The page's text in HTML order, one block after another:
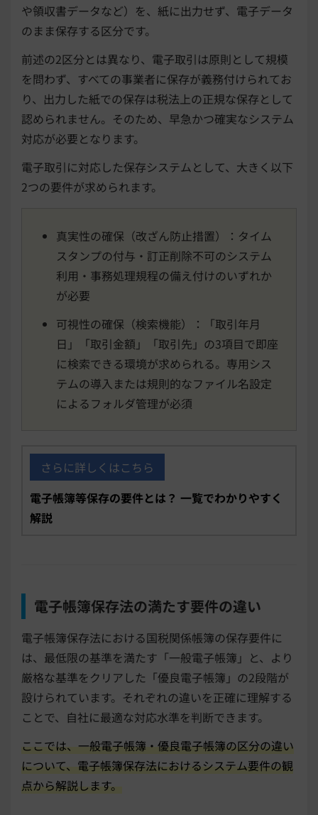
や領収書データなど）を、紙に出力せず、電子データ
のまま保存する区分です。
前述の2区分とは異なり、電子取引は原則として規模
を問わず、すべての事業者に保存が義務付けられてお
り、出力した紙での保存は税法上の正規な保存として
認められません。そのため、早急かつ確実なシステム
対応が必要となります。
電子取引に対応した保存システムとして、大きく以下
2つの要件が求められます。
真実性の確保（改ざん防止措置）：タイム
スタンプの付与・訂正削除不可のシステム
利用・事務処理規程の備え付けのいずれか
が必要
可視性の確保（検索機能）：「取引年月
日」「取引金額」「取引先」の3項目で即座
に検索できる環境が求められる。専用シス
テムの導入または規則的なファイル名設定
によるフォルダ管理が必須
さらに詳しくはこちら
電子帳簿等保存の要件とは？ 一覧でわかりやすく
解説
電子帳簿保存法の満たす要件の違い
電子帳簿保存法における国税関係帳簿の保存要件に
は、最低限の基準を満たす「一般電子帳簿」と、より
厳格な基準をクリアした「優良電子帳簿」の2段階が
設けられています。それぞれの違いを正確に理解する
ことで、自社に最適な対応水準を判断できます。
ここでは、一般電子帳簿・優良電子帳簿の区分の違い
について、電子帳簿保存法におけるシステム要件の観
点から解説します。